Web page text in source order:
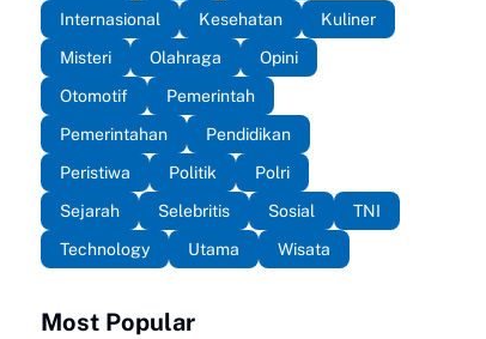
Internasional
Kesehatan
Kuliner
Misteri
Olahraga
Opini
Otomotif
Pemerintah
Pemerintahan
Pendidikan
Peristiwa
Politik
Polri
Sejarah
Selebritis Sosial
TNI
Technology
Utama Wisata
Most Popular